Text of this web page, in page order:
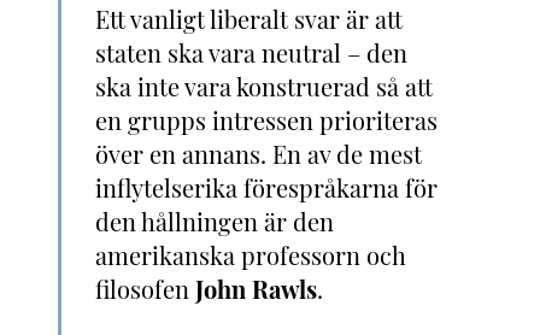
Ett vanligt liberalt svar är att
staten ska vara neutral – den
ska inte vara konstruerad så att
en grupps intressen prioriteras
över en annans. En av de mest
inflytelserika förespråkarna för
den hållningen är den
amerikanska professorn och
filosofenJohn Rawls.